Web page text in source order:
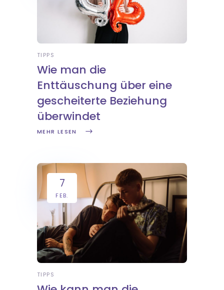
TIPPS
Wie man die
Enttäuschung über eine
gescheiterte Beziehung
überwindet
MEHR LESEN
7
FEB.
TIPPS